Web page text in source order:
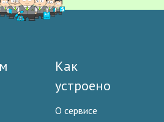
Как
устроено
О сервисе